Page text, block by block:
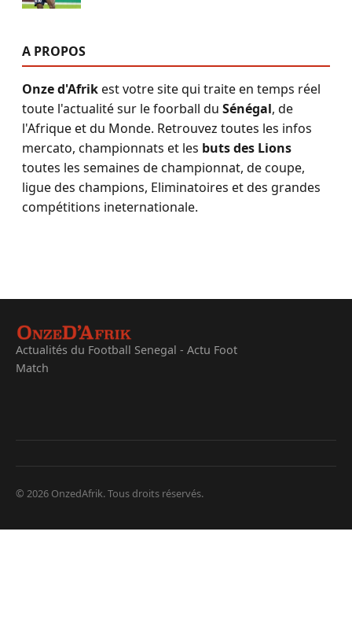
A PROPOS
Onze d'Afrikest votre site qui traite en temps réel
toute l'actualité sur le foorball du Sénégal, de
l'Afrique et du Monde. Retrouvez toutes les infos
mercato, championnats et les buts des Lions
toutes les semaines de championnat, de coupe,
ligue des champions, Eliminatoires et des grandes
compétitions ineternationale.
Actualités du Football Senegal - Actu Foot
Match
© 2026 OnzedAfrik. Tous droits réservés.